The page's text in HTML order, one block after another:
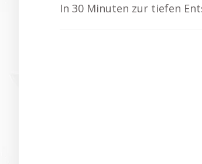
In 30 Minuten zur tiefen